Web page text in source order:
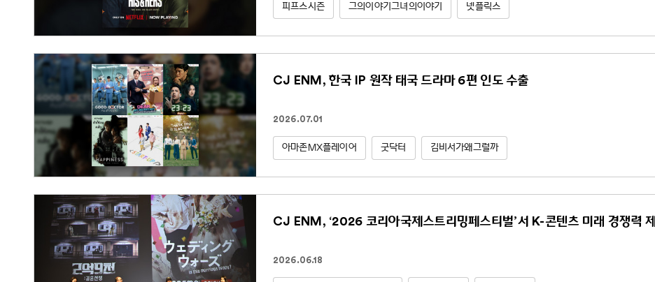
피프스시즌 그의이야기그녀의이야기 넷플릭스
CJ ENM, 한국 IP 원작 태국 드라마 6편 인도 수출
2026.07.01
아마존MX플레이어 굿닥터 김비서가왜그럴까
CJ ENM, ‘2026 코리아국제스트리밍페스티벌’서 K-콘텐츠 미래 경쟁력 제
2026.06.18